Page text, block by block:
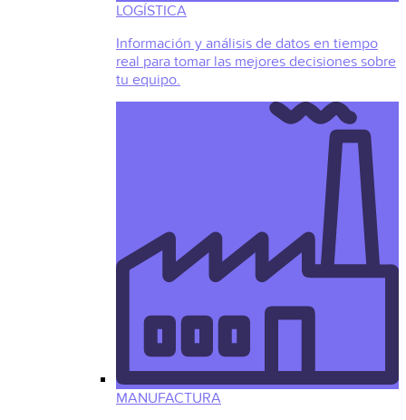
LOGÍSTICA
Información y análisis de datos en tiempo
real para tomar las mejores decisiones sobre
tu equipo.
MANUFACTURA